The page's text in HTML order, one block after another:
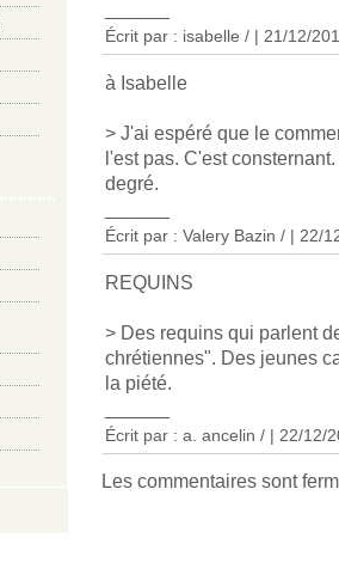
Écrit par : isabelle / | 21/12/
à Isabelle
> J'ai espéré que le
l'est pas. C'est
degré.
Écrit par : Valery Bazin / | 22/
REQUINS
> Des requins qui parlent
chrétiennes". Des jeunes
la piété.
Écrit par : a. ancelin / | 22/12/
Les commentaires sont